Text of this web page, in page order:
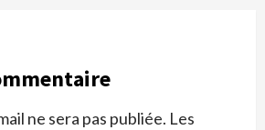
ne sera pas publiée. Les